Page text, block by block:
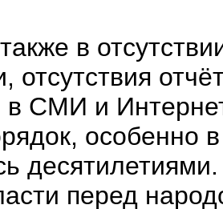
в
отсутствия
в СМИ и
особенно
перед